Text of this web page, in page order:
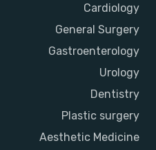
Cardiology
General Surgery
Gastroenterology
Urology
Dentistry
Plastic surgery
Aesthetic Medicine